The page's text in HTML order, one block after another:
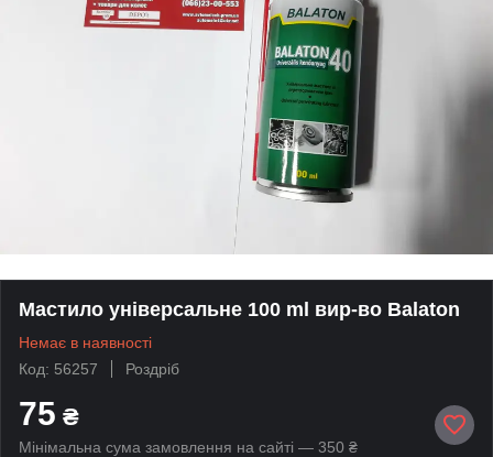
Мастило універсальне 100 ml вир-во Balaton
Немає в наявності
Код: 56257
Роздріб
75 ₴
Мінімальна сума замовлення на сайті — 350 ₴